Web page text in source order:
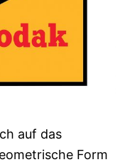
auf das
Form